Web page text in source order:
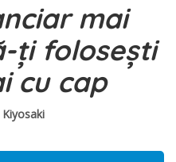
mai
ți folosești
cu cap